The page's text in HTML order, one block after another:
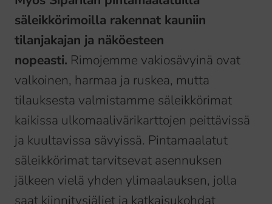
säleikkörimoilla rakennat kauniin
tilanjakajan ja näköesteen
nopeasti. Rimojemme vakiosävyinä ovat
valkoinen, harmaa ja ruskea, mutta
tilauksesta valmistamme säleikkörimat
kaikissa ulkomaalivärikarttojen peittävissä
ja kuultavissa sävyissä. Pintamaalatut
säleikkörimat tarvitsevat asennuksen
jälkeen vielä yhden ylimaalauksen, jolla
saat kiinnitysjäljet ja katkaisukohdat